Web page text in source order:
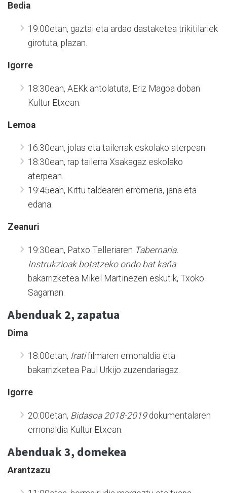
Bedia
19:00etan, gaztai eta ardao dastaketea trikitilariek
girotuta, plazan.
Igorre
18:30ean, AEKk antolatuta, Eriz Magoa doban
Kultur Etxean.
Lemoa
16:30ean, jolas eta tailerrak eskolako aterpean.
18:30ean, rap tailerra Xsakagaz eskolako
aterpean.
19:45ean, Kittu taldearen erromeria, jana eta
edana.
Zeanuri
19:30ean, Patxo Telleriaren Tabernaria.
Instrukzioak botatzeko ondo bat kaña
bakarrizketea Mikel Martinezen eskutik, Txoko
Sagarnan.
Abenduak 2, zapatua
Dima
18:00etan, Iratifilmaren emonaldia eta
bakarrizketea Paul Urkijo zuzendariagaz.
Igorre
20:00etan, Bidasoa 2018-2019 dokumentalaren
emonaldia Kultur Etxean.
Abenduak 3, domekea
Arantzazu